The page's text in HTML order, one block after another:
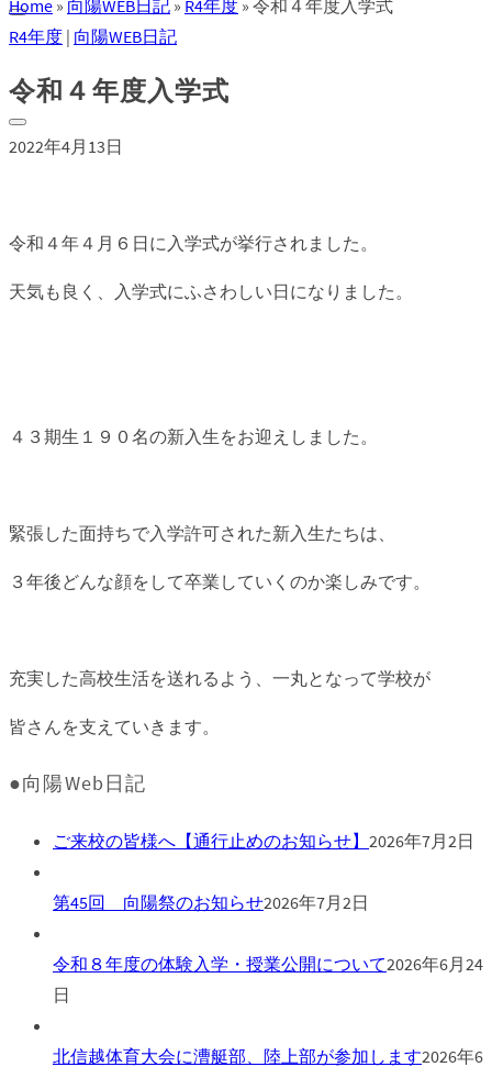
Home » 向陽WEB日記 » R4年度 » 令和４年度入学式
R4年度 | 向陽WEB日記
令和４年度入学式
2022年4月13日
令和４年４月６日に入学式が挙行されました。
天気も良く、入学式にふさわしい日になりました。
４３期生１９０名の新入生をお迎えしました。
緊張した面持ちで入学許可された新入生たちは、
３年後どんな顔をして卒業していくのか楽しみです。
充実した高校生活を送れるよう、一丸となって学校が
皆さんを支えていきます。
●向陽Web日記
ご来校の皆様へ【通行止めのお知らせ】 2026年7月2日
第45回 向陽祭のお知らせ2026年7月2日
令和８年度の体験入学・授業公開について2026年6月24
日
北信越体育大会に漕艇部、陸上部が参加します2026年6